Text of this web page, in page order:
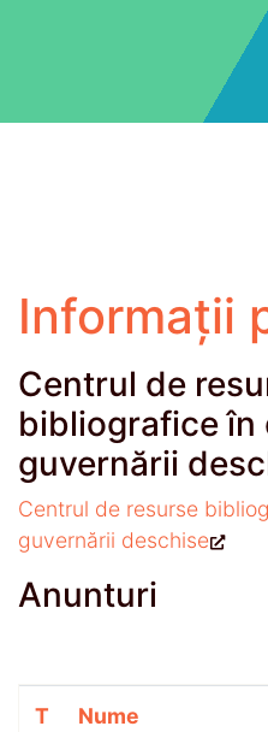
Informații
Centrul de
bibliografice în
guvernării
Centrul de resurse
guvernării deschise
Anunturi
T Nume